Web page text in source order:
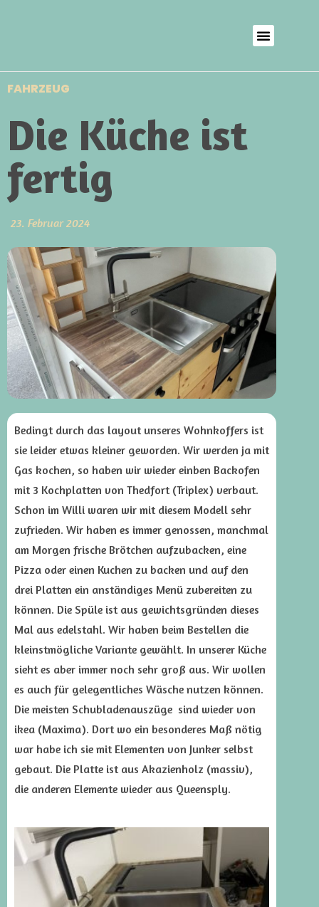
FAHRZEUG
Die Küche ist
fertig
23. Februar 2024
Bedingt durch das layout unseres Wohnkoffers ist
sie leider etwas kleiner geworden. Wir werden ja mit
Gas kochen, so haben wir wieder einben Backofen
mit 3 Kochplatten von Thedfort (Triplex) verbaut.
Schon im Willi waren wir mit diesem Modell sehr
zufrieden. Wir haben es immer genossen, manchmal
am Morgen frische Brötchen aufzubacken, eine
Pizza oder einen Kuchen zu backen und auf den
drei Platten ein anständiges Menü zubereiten zu
können. Die Spüle ist aus gewichtsgründen dieses
Mal aus edelstahl. Wir haben beim Bestellen die
kleinstmögliche Variante gewählt. In unserer Küche
sieht es aber immer noch sehr groß aus. Wir wollen
es auch für gelegentliches Wäsche nutzen können.
Die meisten Schubladenauszüge sind wieder von
ikea (Maxima). Dort wo ein besonderes Maß nötig
war habe ich sie mit Elementen von Junker selbst
gebaut. Die Platte ist aus Akazienholz (massiv),
die anderen Elemente wieder aus Queensply.